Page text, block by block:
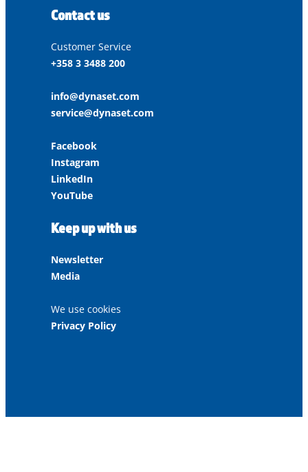
Contact us
Customer Service
+358 3 3488 200
info@dynaset.com
service@dynaset.com
Facebook
Instagram
LinkedIn
YouTube
Keep up with us
Newsletter
Media
We use cookies
Privacy Policy